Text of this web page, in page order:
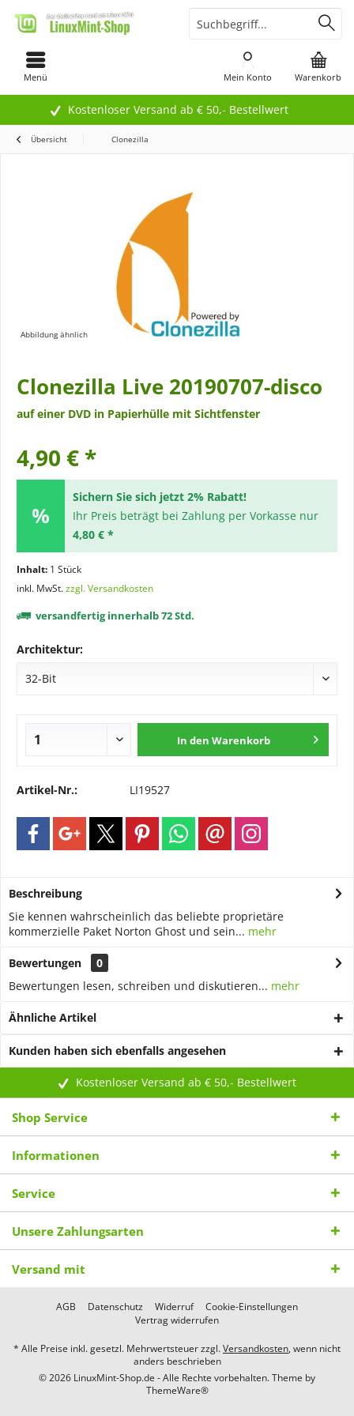
Kostenloser Versand ab € 50,- Bestellwert
Menü Warenkorb
Mein Konto
Übersicht Clonezilla
Abbildung ähnlich
Clonezilla Live 20190707-disco
auf einer DVD in Papierhülle mit Sichtfenster
4,90 € *
Sichern Sie sich jetzt 2% Rabatt!
Ihr Preis beträgt bei Zahlung per Vorkasse nur
4,80 € *
Inhalt: 1 Stück
inkl. MwSt.zzgl. Versandkosten
versandfertig innerhalb 72 Std.
Architektur:
In den Warenkorb
Artikel-Nr.: LI19527
Beschreibung
Sie kennen wahrscheinlich das beliebte proprietäre
kommerzielle Paket Norton Ghost und sein... mehr
Bewertungen
0
Bewertungen lesen, schreiben und diskutieren... mehr
Ähnliche Artikel
Kunden haben sich ebenfalls angesehen
Kostenloser Versand ab € 50,- Bestellwert
Shop Service
Informationen
Service
Unsere Zahlungsarten
Versand mit
AGB Datenschutz Widerruf
Cookie-Einstellungen
Vertrag widerrufen
* Alle Preise inkl. gesetzl. Mehrwertsteuer zzgl.Versandkosten, wenn nicht
anders beschrieben
© 2026 LinuxMint-Shop.de - Alle Rechte vorbehalten. Theme by
ThemeWare®